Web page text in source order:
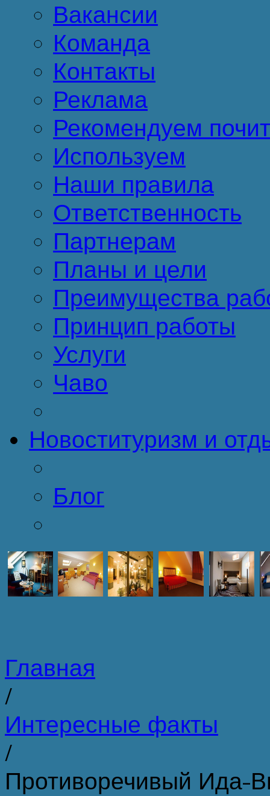
Вакансии
Команда
Контакты
Реклама
Рекомендуем
Используем
Наши правила
Ответственность
Партнерам
Планы и цели
Преимущества
Принцип работы
Услуги
Чаво
Новоституризм и
Блог
Главная
/
Интересные факты
/
Противоречивый Ида-